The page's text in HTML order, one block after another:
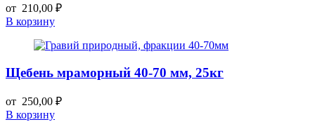
от 210,00 ₽
В корзину
Щебень мраморный 40-70 мм, 25кг
от 250,00 ₽
В корзину